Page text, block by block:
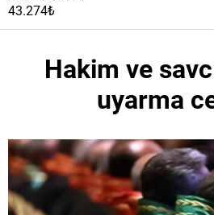
43.274₺
Hakim ve
uyarma